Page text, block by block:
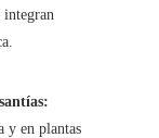
integran
y en plantas